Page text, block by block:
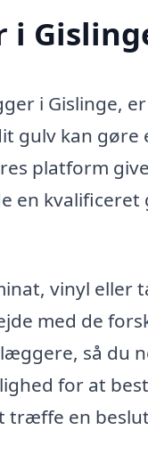
i Gislinge,
gulv kan gøre
platform
en
vinyl eller
med de
så du
for at
træffe en